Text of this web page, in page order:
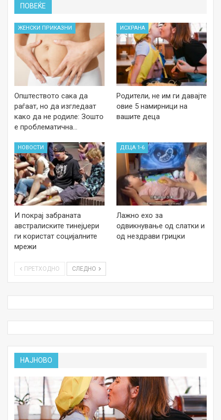
ПОВЕЌЕ
ЖЕНСКИ ПРИКАЗНИ
Општеството сака да
раѓаат, но да изгледаат
како да не родиле: Зошто
е проблематична…
ИСХРАНА
Родители, не им ги давајте
овие 5 намирници на
вашите деца
НОВОСТИ
И покрај забраната
австралиските тинејџери
ги користат социјалните
мрежи
ДЕЦА 1-6
Лажно ехо за
одвикнување од слатки и
од нездрави грицки
ПРЕТХОДНО СЛЕДНО
НАЈНОВО